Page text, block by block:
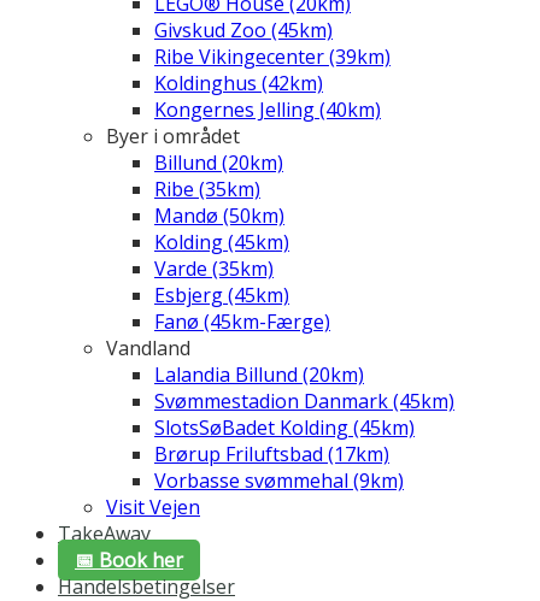
Givskud Zoo (45km)
Ribe Vikingecenter (39km)
Koldinghus (42km)
Kongernes Jelling (40km)
Byer i området
Billund (20km)
Ribe (35km)
Mandø (50km)
Kolding (45km)
Varde (35km)
Esbjerg (45km)
Fanø (45km-Færge)
Vandland
Lalandia Billund (20km)
Svømmestadion Danmark (45km)
SlotsSøBadet Kolding (45km)
Brørup Friluftsbad (17km)
Vorbasse svømmehal (9km)
Visit Vejen
TakeAway
📅 Book her
Handelsbetingelser